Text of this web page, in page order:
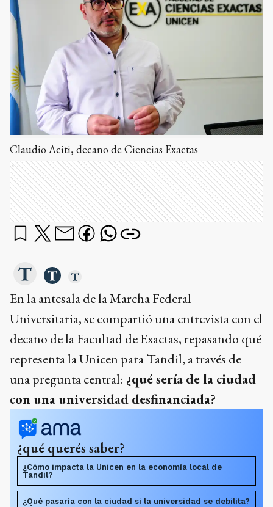
Claudio Aciti, decano de Ciencias Exactas
Ads
En la antesala de la Marcha Federal
Universitaria, se compartió una entrevista con el
decano de la Facultad de Exactas, repasando qué
representa la Unicen para Tandil, a través de
una pregunta central: ¿qué sería de la ciudad
con una universidad desfinanciada?
¿qué querés saber?
¿Cómo impacta la Unicen en la economía local de
Tandil?
¿Qué pasaría con la ciudad si la universidad se debilita?